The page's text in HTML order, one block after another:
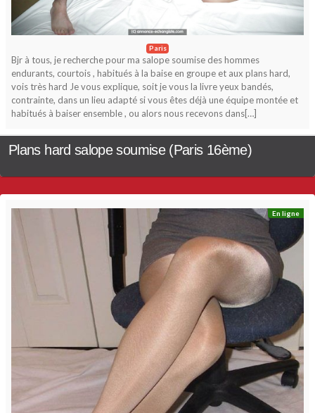
Paris
Bjr à tous, je recherche pour ma salope soumise des hommes
endurants, courtois , habitués à la baise en groupe et aux plans hard,
vois très hard Je vous explique, soit je vous la livre yeux bandés,
contrainte, dans un lieu adapté si vous êtes déjà une équipe montée et
habitués à baiser ensemble , ou alors nous recevons dans[…]
Plans hard salope soumise (Paris 16ème)
En ligne